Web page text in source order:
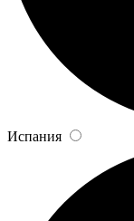
Испания